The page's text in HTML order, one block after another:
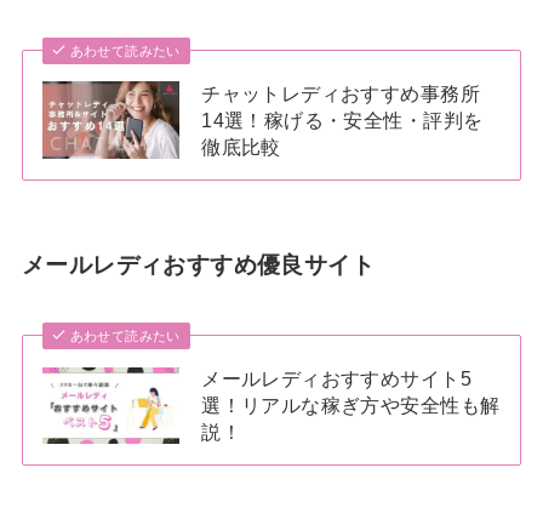
あわせて読みたい
チャットレディおすすめ事務所
14選！稼げる・安全性・評判を
徹底比較
メールレディおすすめ優良サイト
あわせて読みたい
メールレディおすすめサイト5
選！リアルな稼ぎ方や安全性も解
説！